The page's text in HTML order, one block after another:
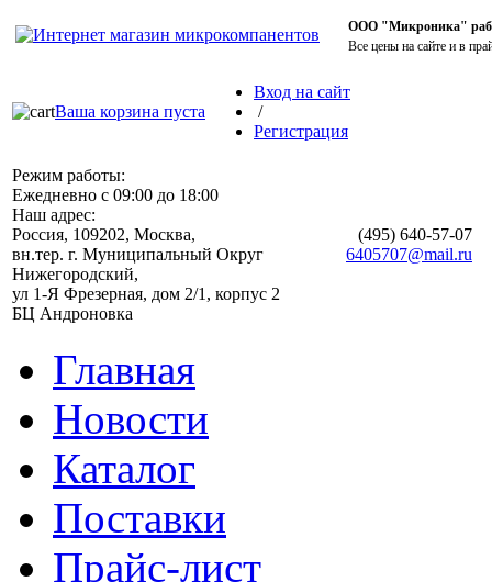
ООО "Микроника"
Все цены на сайте и в
Ваша корзина пуста
Вход на сайт
/
Регистрация
Режим работы:
Ежедневно с 09:00 до 18:00
Наш адрес:
Россия, 109202, Москва,
вн.тер. г. Муниципальный Округ
Нижегородский,
ул 1-Я Фрезерная, дом 2/1, корпус 2
БЦ Андроновка
(495) 640-57-07
6405707@mail.ru
Главная
Новости
Каталог
Поставки
Прайс-лист